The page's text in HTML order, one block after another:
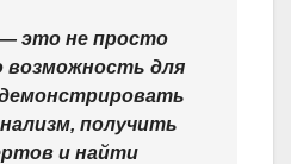
это не просто
для
получить
и найти